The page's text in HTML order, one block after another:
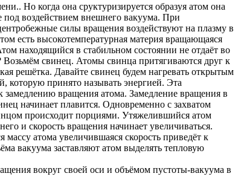
Но когда она сруктуризируется образуя атом она
под воздействием внешнего вакуума. При
силы вращения воздействуют на плазму в
есть высокотемпературная материя вращающаяся
находящийся в стабильном состоянии не отдаёт во
свинец. Атомы свинца притягиваются друг к
решётка. Давайте свинец будем нагревать открытым
которую принято называть энергией. Эта
замедлению вращения атома. Замедление вращения в
начинает плавится. Одновременно с захватом
происходит порциями. Утяжелившийся атом
и скорость вращения начинает увеличиваться.
атома увеличившаяся скорость приведёт к
вакуума заставляют атом выделять тепловую
вокруг своей оси и объёмом пустоты-вакуума в